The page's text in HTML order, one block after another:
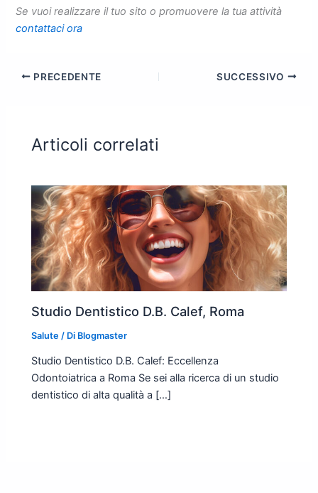
Se vuoi realizzare il tuo sito o promuovere la tua attività
contattaci ora
PRECEDENTE SUCCESSIVO
Articoli correlati
Studio Dentistico D.B. Calef, Roma
Salute / Di Blogmaster
Studio Dentistico D.B. Calef: Eccellenza
Odontoiatrica a Roma Se sei alla ricerca di un studio
dentistico di alta qualità a […]